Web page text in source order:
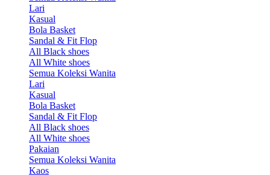
Lari
Kasual
Bola Basket
Sandal & Fit Flop
All Black shoes
All White shoes
Semua Koleksi Wanita
Lari
Kasual
Bola Basket
Sandal & Fit Flop
All Black shoes
All White shoes
Pakaian
Semua Koleksi Wanita
Kaos